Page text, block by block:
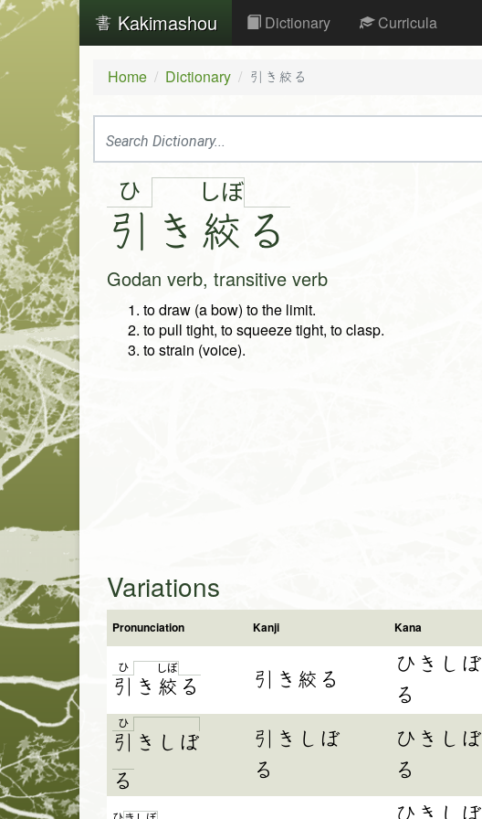
Kakimashou Dictionary Curricula
Home Dictionary 引き絞る
ひ
引 き
しぼ
絞 る
Godan verb, transitive verb
to draw (a bow) to the limit.
to pull tight, to squeeze tight, to clasp.
to strain (voice).
Variations
Pronunciation Kanji Kana
ひ
引 き
しぼ
絞 る 引き絞る
ひきしぼ
る
ひ
引 き し ぼ
る
引きしぼ
る
ひきしぼ
る